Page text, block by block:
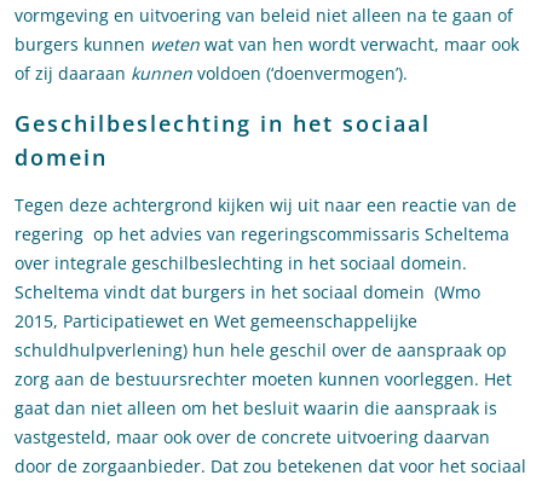
vormgeving en uitvoering van beleid niet alleen na te gaan of
burgers kunnen weten wat van hen wordt verwacht, maar ook
of zij daaraan kunnen voldoen (‘doenvermogen’).
Geschilbeslechting in het sociaal
domein
Tegen deze achtergrond kijken wij uit naar een reactie van de
regering op het advies van regeringscommissaris Scheltema
over integrale geschilbeslechting in het sociaal domein.
Scheltema vindt dat burgers in het sociaal domein (Wmo
2015, Participatiewet en Wet gemeenschappelijke
schuldhulpverlening) hun hele geschil over de aanspraak op
zorg aan de bestuursrechter moeten kunnen voorleggen. Het
gaat dan niet alleen om het besluit waarin die aanspraak is
vastgesteld, maar ook over de concrete uitvoering daarvan
door de zorgaanbieder. Dat zou betekenen dat voor het sociaal